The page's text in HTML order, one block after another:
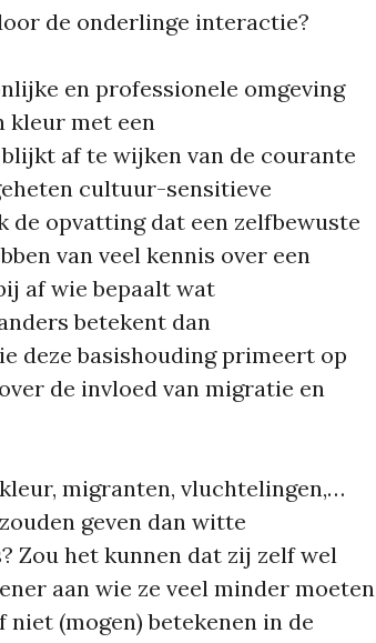
de onderlinge interactie?
en professionele omgeving
kleur met een
af te wijken van de courante
cultuur-sensitieve
opvatting dat een zelfbewuste
van veel kennis over een
af wie bepaalt wat
betekent dan
deze basishouding primeert op
de invloed van migratie en
migranten, vluchtelingen,…
geven dan witte
Zou het kunnen dat zij zelf wel
aan wie ze veel minder moeten
(mogen) betekenen in de